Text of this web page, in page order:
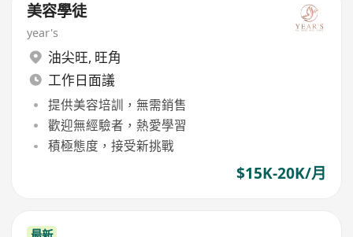
美容學徒
year's
油尖旺, 旺角
工作日面議
提供美容培訓，無需銷售
歡迎無經驗者，熱愛學習
積極態度，接受新挑戰
$15K-20K/月